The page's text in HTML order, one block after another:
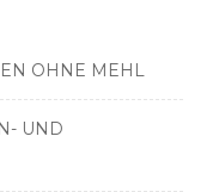
OHNE MEHL
UND